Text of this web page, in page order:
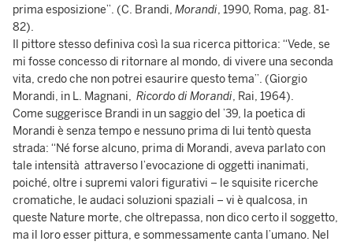
prima esposizione”. (C. Brandi, Morandi, 1990, Roma, pag. 81-
82).
Il pittore stesso definiva così la sua ricerca pittorica: “Vede, se
mi fosse concesso di ritornare al mondo, di vivere una seconda
vita, credo che non potrei esaurire questo tema”. (Giorgio
Morandi, in L. Magnani, Ricordo di Morandi, Rai, 1964).
Come suggerisce Brandi in un saggio del ’39, la poetica di
Morandi è senza tempo e nessuno prima di lui tentò questa
strada: “Né forse alcuno, prima di Morandi, aveva parlato con
tale intensità attraverso l’evocazione di oggetti inanimati,
poiché, oltre i supremi valori figurativi – le squisite ricerche
cromatiche, le audaci soluzioni spaziali – vi è qualcosa, in
queste Nature morte, che oltrepassa, non dico certo il soggetto,
ma il loro esser pittura, e sommessamente canta l’umano. Nel